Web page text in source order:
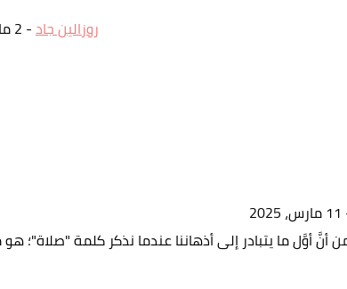
روزالين جاد- 2 مارس، 2025
11 مارس، 2025
أنَّ أوَّل ما يتبادر إلى أذهاننا عندما نذكر كلمة